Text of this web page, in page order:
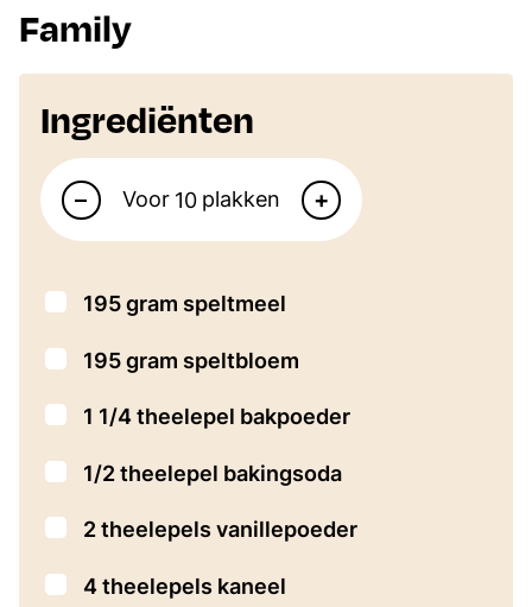
Family
Ingrediënten
Aantal personen
– Voor plakken +
▢
195gram speltmeel
▢
195gram speltbloem
▢
1 1/4theelepel bakpoeder
▢
1/2theelepel bakingsoda
▢
2theelepels vanillepoeder
▢
4theelepels kaneel